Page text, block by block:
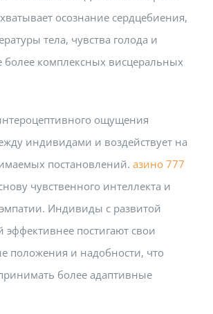
осознание сердцебиения,
тела, чувства голода и
комплексных висцеральных
ощущения
индивидами и воздействует на
постановлений. азино 777
чувственного интеллекта и
Индивиды с развитой
эффективнее постигают свои
положения и надобности, что
более адаптивные